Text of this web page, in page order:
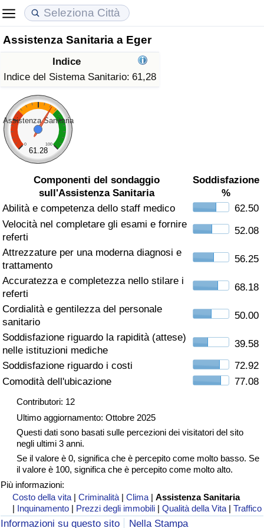
Assistenza Sanitaria a Eger
Indice
Indice del Sistema Sanitario: 61,28
Assistenza Sanitaria
0 100
61.28
Componenti del sondaggio
sull'Assistenza Sanitaria
Soddisfazione
%
Abilità e competenza dello staff medico
62.50
Velocità nel completare gli esami e fornire
referti
52.08
Attrezzature per una moderna diagnosi e
trattamento
56.25
Accuratezza e completezza nello stilare i
referti
68.18
Cordialità e gentilezza del personale
sanitario
50.00
Soddisfazione riguardo la rapidità (attese)
nelle istituzioni mediche
39.58
Soddisfazione riguardo i costi
72.92
Comodità dell'ubicazione
77.08
Contributori: 12
Ultimo aggiornamento: Ottobre 2025
Questi dati sono basati sulle percezioni dei visitatori del sito
negli ultimi 3 anni.
Se il valore è 0, significa che è percepito come molto basso. Se
il valore è 100, significa che è percepito come molto alto.
Più informazioni:
Costo della vita |Criminalità |Clima |Assistenza Sanitaria
| Inquinamento | Prezzi degli immobili |Qualità della Vita |Traffico
Informazioni su questo sito Nella Stampa
Costo della vita
Indice Del Costo Della Vita (corrente)
Indice Del Costo Della Vita
Indice del Costo della Vita per Nazione
ad Aqaba
Prezzi degli immobili
Indice del Prezzo delle Case (Corrente)
Indice del Prezzo delle Case
Indice del Prezzo delle Case per Nazione
Qualità della Vita
Indice della Qualità della Vita
Indice della Qualità della Vita (Corrente)
Indice della qualità della vita per Paese
Criminalità
Indice del Tasso di Criminalità (Corrente)
Indice della Criminalità
Indice di criminalità per paese
Assistenza Sanitaria
Indice dell’Assistenza Sanitaria (Corrente)
Indice dell’Assistenza Sanitaria
Indice dell’Assistenza Sanitaria per
Inquinamento
Indice dell’Inquinamento (Corrente)
Indice di inquinamento
Indice dell’Inquinamento per Nazione